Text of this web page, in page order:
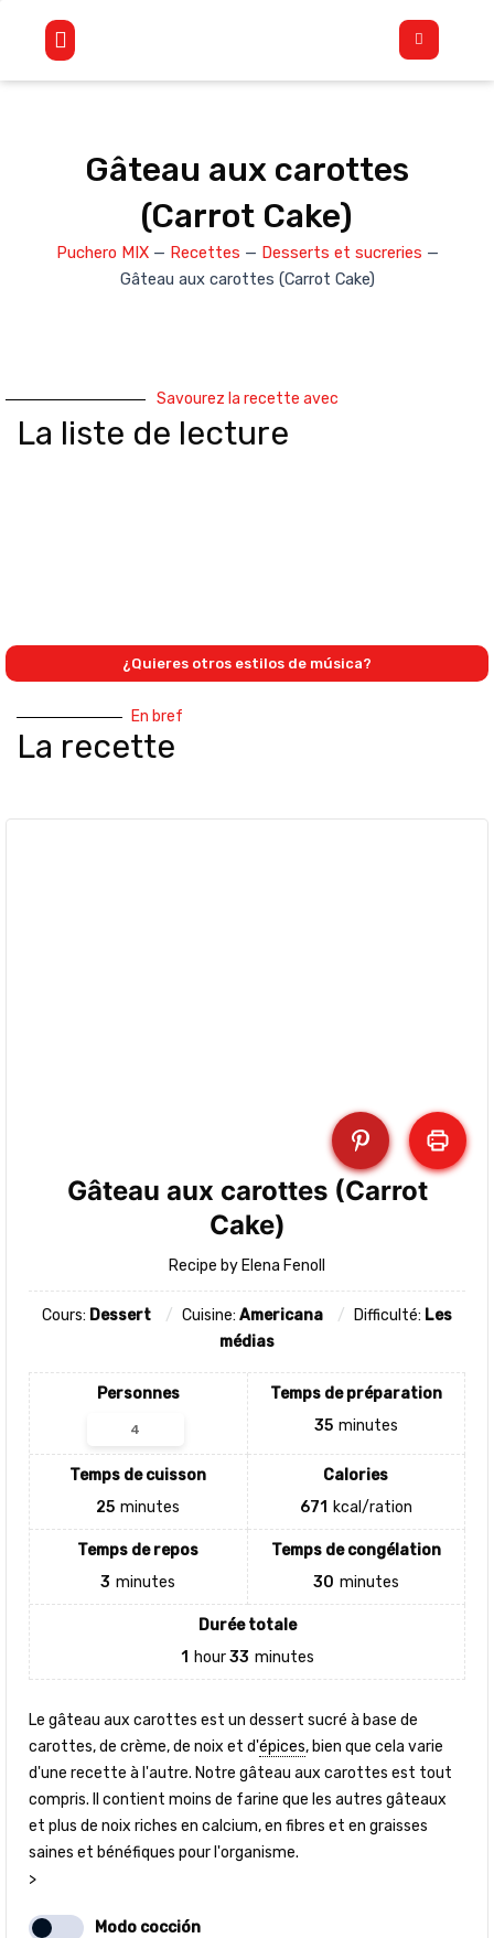
contenu
Flyout
Menu
Gâteau aux carottes
(Carrot Cake)
Puchero MIX— Recettes — Desserts et sucreries —
Gâteau aux carottes (Carrot Cake)
En bref
La recette
Gâteau aux carottes (Carrot
Cake)
Recipe by Elena Fenoll
Cours: Dessert Cuisine: Americana Difficulté: Les
médias
Personnes
Temps de préparation
35 minutes
Temps de cuisson
25 minutes
Calories
671 kcal/ration
Temps de repos
3 minutes
Temps de congélation
30 minutes
Durée totale
1 hour33 minutes
Le gâteau aux carottes est un dessert sucré à base de
carottes, de crème, de noix et d'épices, bien que cela varie
d'une recette à l'autre. Notre gâteau aux carottes est tout
compris. Il contient moins de farine que les autres gâteaux
et plus de noix riches en calcium, en fibres et en graisses
saines et bénéfiques pour l'organisme.
>
Modo cocción
Savourez la recette avec
La liste de lecture
¿Quieres otros estilos de música?